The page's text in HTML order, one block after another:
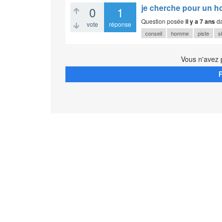
0
vote
1
réponse
je cherche pour un
Question posée il y a 7 ans
conseil homme piste
Vous n'avez